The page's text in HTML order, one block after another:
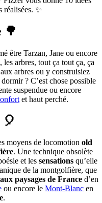
réalisées. ✨
🌳
être Tarzan, Jane ou encore
les arbres, tout ça tout ça, ça
arbres ou y construisiez
? C’est chose possible
suspendue ou encore
et haut perché.
moyens de locomotion old
. Une technique obsolète
et les sensations qu’elle
de la montgolfière, que
paysages de France d’en
ou encore le Mont-Blanc en
.